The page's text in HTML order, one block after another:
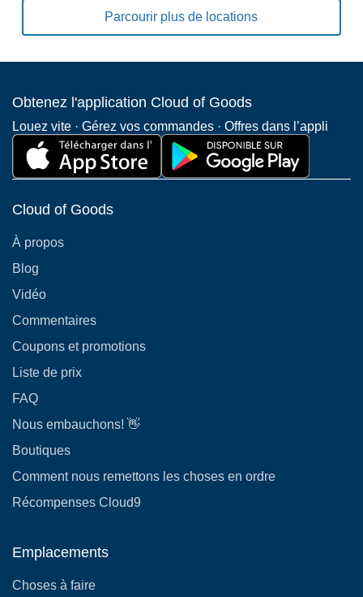
Parcourir plus de locations
Obtenez l'application Cloud of Goods
Louez vite · Gérez vos commandes · Offres dans l’appli
Cloud of Goods
À propos
Blog
Vidéo
Commentaires
Coupons et promotions
Liste de prix
FAQ
Nous embauchons! 👋
Boutiques
Comment nous remettons les choses en ordre
Récompenses Cloud9
Emplacements
Choses à faire